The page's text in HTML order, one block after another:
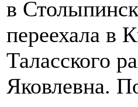
в
переехала в
Таласского
Яковлевна.